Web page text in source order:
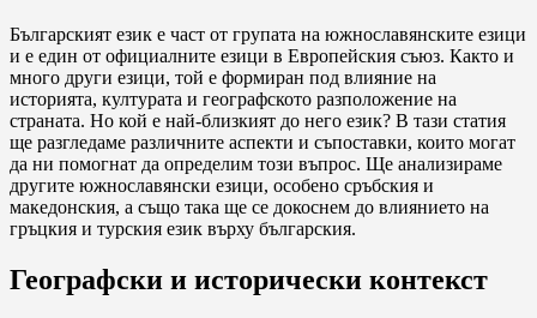
Българският език е част от групата на южнославянските езици
и е един от официалните езици в Европейския съюз. Както и
много други езици, той е формиран под влияние на
историята, културата и географското разположение на
страната. Но кой е най-близкият до него език? В тази статия
ще разгледаме различните аспекти и съпоставки, които могат
да ни помогнат да определим този въпрос. Ще анализираме
другите южнославянски езици, особено сръбския и
македонския, а също така ще се докоснем до влиянието на
гръцкия и турския език върху българския.
Географски и исторически контекст